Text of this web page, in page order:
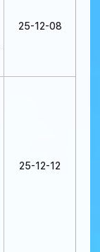
25-12-08
25-12-12